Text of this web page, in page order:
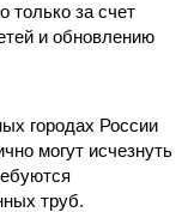
только за счет
и обновлению
городах России
могут исчезнуть
труб.